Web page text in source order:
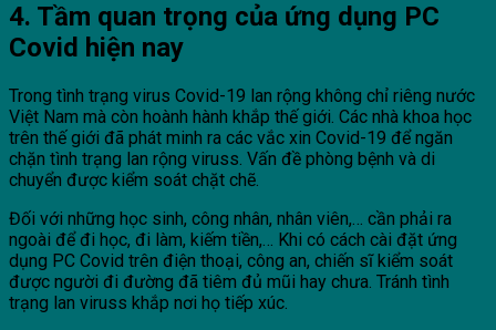
4. Tầm quan trọng của ứng dụng PC
Covid hiện nay
Trong tình trạng virus Covid-19 lan rộng không chỉ riêng nước
Việt Nam mà còn hoành hành khắp thế giới. Các nhà khoa học
trên thế giới đã phát minh ra các vắc xin Covid-19 để ngăn
chặn tình trạng lan rộng viruss. Vấn đề phòng bệnh và di
chuyển được kiểm soát chặt chẽ.
Đối với những học sinh, công nhân, nhân viên,… cần phải ra
ngoài để đi học, đi làm, kiếm tiền,… Khi có cách cài đặt ứng
dụng PC Covid trên điện thoại, công an, chiến sĩ kiểm soát
được người đi đường đã tiêm đủ mũi hay chưa. Tránh tình
trạng lan viruss khắp nơi họ tiếp xúc.